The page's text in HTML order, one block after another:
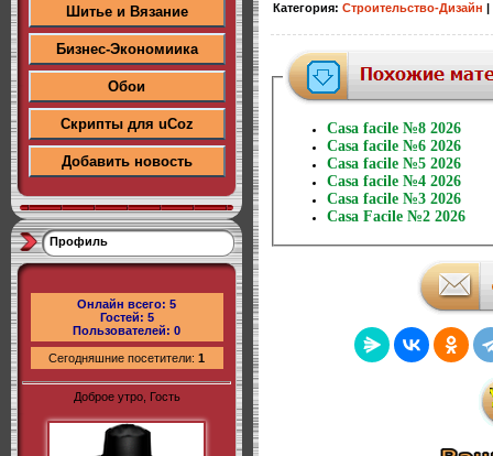
Шитье и Вязание
Бизнес-Экономиика
Обои
Скрипты для uCoz
Добавить новость
Профиль
Онлайн всего: 5
Гостей: 5
Пользователей: 0
Сегодняшние посетители: 1
Доброе утро, Гость
Категория: Строительство-Дизайн
Casa facile №8 2026
Casa facile №6 2026
Casa facile №5 2026
Casa facile №4 2026
Casa facile №3 2026
Casa Facile №2 2026